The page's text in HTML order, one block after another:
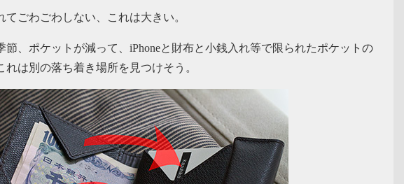
ごわごわしない、これは大きい。
節、ポケットが減って、iPhoneと財布と小銭入れ等で限られたポケットの
は別の落ち着き場所を見つけそう。